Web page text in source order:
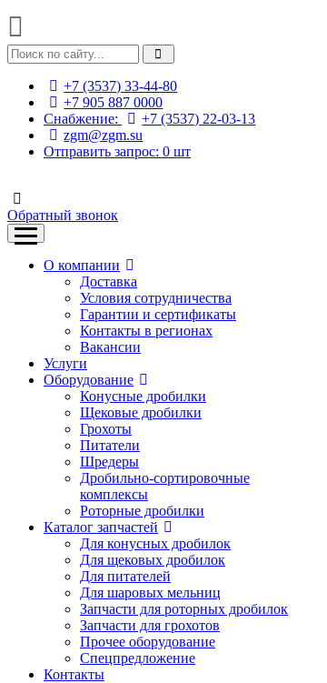
+7 (3537) 33-44-80
+7 905 887 0000
Снабжение:
+7 (3537) 22-03-13
zgm@zgm.su
Отправить запрос: 0 шт
Обратный звонок
О компании
Доставка
Условия сотрудничества
Гарантии и сертификаты
Контакты в регионах
Вакансии
Услуги
Оборудование
Конусные дробилки
Щековые дробилки
Грохоты
Питатели
Шредеры
Дробильно-сортировочные
комплексы
Роторные дробилки
Каталог запчастей
Для конусных дробилок
Для щековых дробилок
Для питателей
Для шаровых мельниц
Запчасти для роторных дробилок
Запчасти для грохотов
Прочее оборудование
Спецпредложение
Контакты